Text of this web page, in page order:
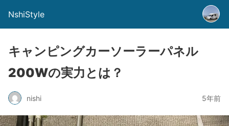
NshiStyle
キャンピングカーソーラーパネル
200Wの実力とは？
nishi 5年前